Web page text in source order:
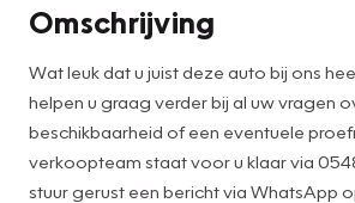
Omschrijving
Wat leuk dat u juist deze auto bij ons
helpen u graag verder bij al uw vragen
beschikbaarheid of een eventuele
verkoopteam staat voor u klaar via
stuur gerust een bericht via WhatsApp